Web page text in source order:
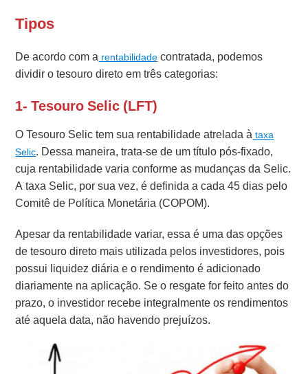
Tipos
De acordo com a rentabilidade contratada, podemos
dividir o tesouro direto em três categorias:
1- Tesouro Selic (LFT)
O Tesouro Selic tem sua rentabilidade atrelada à taxa
Selic. Dessa maneira, trata-se de um título pós-fixado,
cuja rentabilidade varia conforme as mudanças da Selic.
A taxa Selic, por sua vez, é definida a cada 45 dias pelo
Comitê de Política Monetária (COPOM).
Apesar da rentabilidade variar, essa é uma das opções
de tesouro direto mais utilizada pelos investidores, pois
possui liquidez diária e o rendimento é adicionado
diariamente na aplicação. Se o resgate for feito antes do
prazo, o investidor recebe integralmente os rendimentos
até aquela data, não havendo prejuízos.